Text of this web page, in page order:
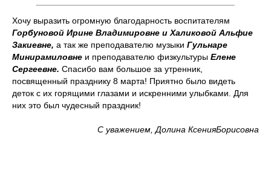
Хочу выразить огромную благодарность воспитателям
Горбуновой Ирине Владимировне и Халиковой Альфие
Закиевне, а так же преподавателю музыки Гульнаре
Минирамиловне и преподавателю физкультуры Елене
Сергеевне. Спасибо вам большое за утренник,
посвященный празднику 8 марта! Приятно было видеть
деток с их горящими глазами и искренними улыбками. Для
них это был чудесный праздник!
С уважением, Долина КсенияБорисовна